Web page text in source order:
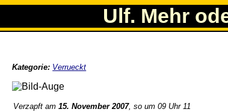
Ulf. Mehr
Kategorie: Verrueckt
Verzapft am15. November 2007, so um 09 Uhr 11